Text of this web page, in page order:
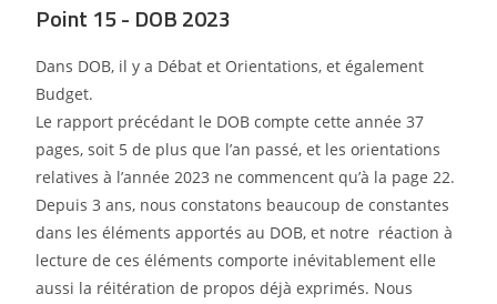
Point 15 - DOB 2023
Dans DOB, il y a Débat et Orientations, et également
Budget.
Le rapport précédant le DOB compte cette année 37
pages, soit 5 de plus que l’an passé, et les orientations
relatives à l’année 2023 ne commencent qu’à la page 22.
Depuis 3 ans, nous constatons beaucoup de constantes
dans les éléments apportés au DOB, et notre réaction à
lecture de ces éléments comporte inévitablement elle
aussi la réitération de propos déjà exprimés. Nous